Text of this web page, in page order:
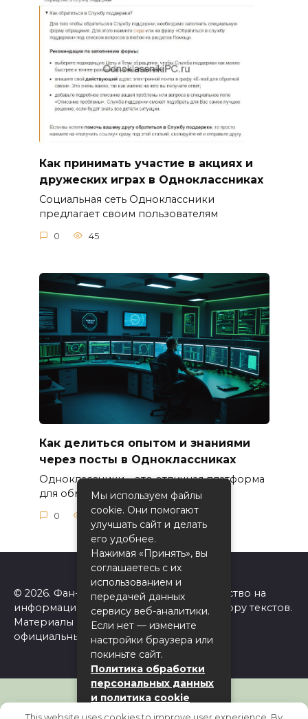
Как принимать участие в акциях и
дружеских играх в Одноклассниках
Социальная сеть Одноклассники
предлагает своим пользователям
0 45
Как делиться опытом и знаниями
через посты в Одноклассниках
Одноклассники – это отличная платформа
для обмена опытом
0 51
© 2026. Фан-сайт Одноклассники. Авторство на
информацию на сайте принадлежит автору текстов.
Материалы принадлежат ok.ru. Сайт не
официальный!
Мы используем файлы
cookie. Они помогают
улучшать сайт и делать
его удобнее.
Нажимая «Принять», вы
соглашаетесь с их
использованием и
передачей данных
сервису веб-аналитики.
Если нет — измените
настройки браузера или
покиньте сайт.
Политика обработки
персональных данных
и политика cookie